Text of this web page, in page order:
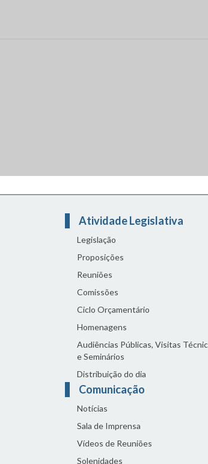
Atividade Legislativa
Legislação
Proposições
Reuniões
Comissões
Ciclo Orçamentário
Homenagens
Audiências Públicas, Visitas
e Seminários
Distribuição do dia
Comunicação
Notícias
Sala de Imprensa
Vídeos de Reuniões
Solenidades